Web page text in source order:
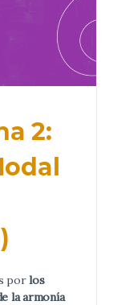
2:
porlos
la armonía